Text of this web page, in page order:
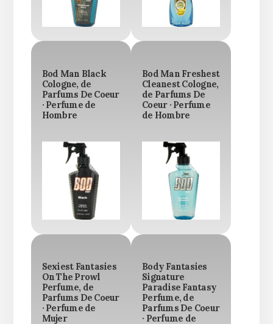
Bod Man Black
Cologne, de
Parfums De Coeur
· Perfume de
Hombre
Bod Man Freshest
Cleanest Cologne,
de Parfums De
Coeur · Perfume
de Hombre
Sexiest Fantasies
On The Prowl
Perfume, de
Parfums De Coeur
· Perfume de
Mujer
Body Fantasies
Signature
Paradise Fantasy
Perfume, de
Parfums De Coeur
· Perfume de